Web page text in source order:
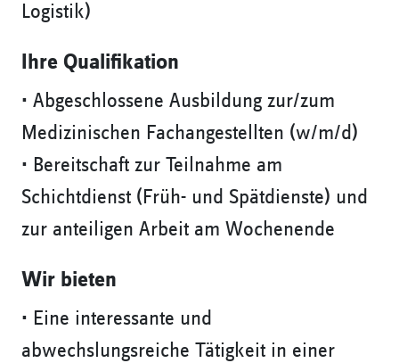
Logistik)
Ihre Qualifikation
• Abgeschlossene Ausbildung zur/zum
Medizinischen Fachangestellten (w/m/d)
• Bereitschaft zur Teilnahme am
Schichtdienst (Früh- und Spätdienste) und
zur anteiligen Arbeit am Wochenende
Wir bieten
• Eine interessante und
abwechslungsreiche Tätigkeit in einer